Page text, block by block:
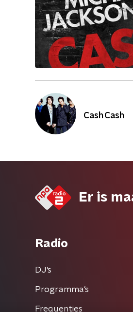
Cash Cash
Er is
Radio
DJ’s
Programma's
Frequenties